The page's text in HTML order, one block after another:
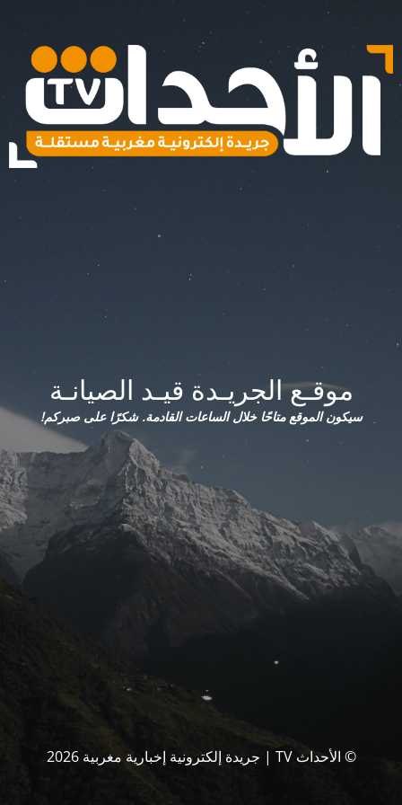
موقـع الجريـدة قيـد الصيانـة
سيكون الموقع متاحًا خلال الساعات القادمة. شكرًا على صبركم!
© الأحداث TV | جريدة إلكترونية إخبارية مغربية 2026